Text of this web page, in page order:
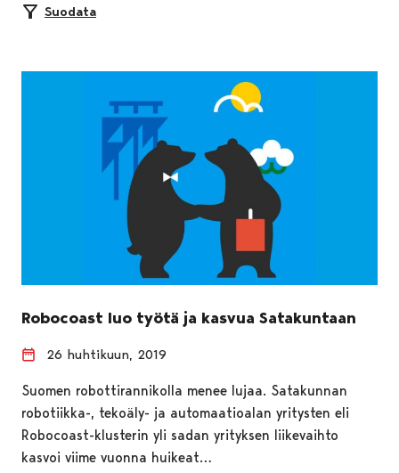
Suodata
Robocoast luo työtä ja kasvua Satakuntaan
26 huhtikuun, 2019
Suomen robottirannikolla menee lujaa. Satakunnan
robotiikka-, tekoäly- ja automaatioalan yritysten eli
Robocoast-klusterin yli sadan yrityksen liikevaihto
kasvoi viime vuonna huikeat…